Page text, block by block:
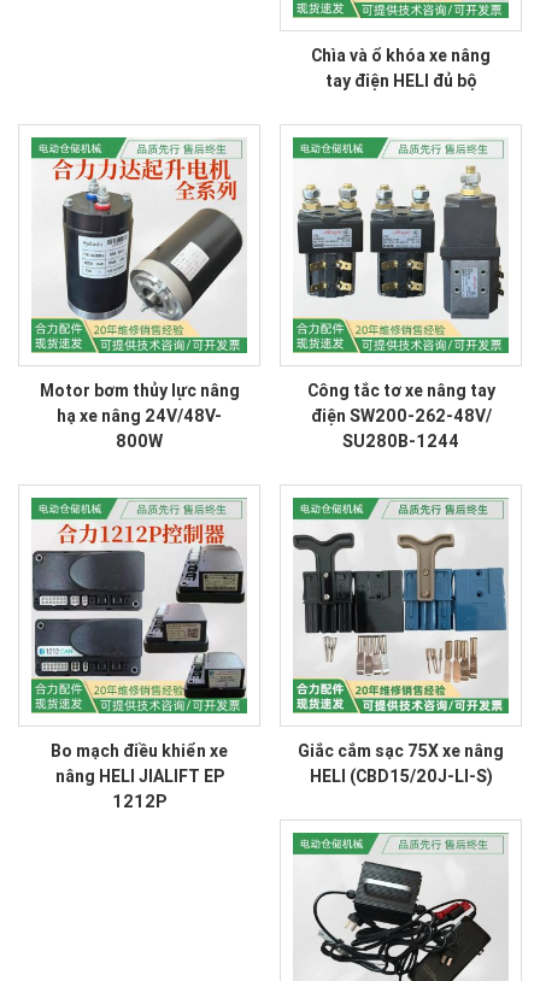
Chìa và ổ khóa xe nâng
tay điện HELI đủ bộ
Motor bơm thủy lực nâng
hạ xe nâng 24V/48V-
800W
Công tắc tơ xe nâng tay
điện SW200-262-48V/
SU280B-1244
Bo mạch điều khiển xe
nâng HELI JIALIFT EP
1212P
Giắc cắm sạc 75X xe nâng
HELI (CBD15/20J-LI-S)